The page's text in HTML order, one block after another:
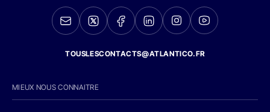
TOUSLESCONTACTS@ATLANTICO.FR
MIEUX NOUS CONNAITRE